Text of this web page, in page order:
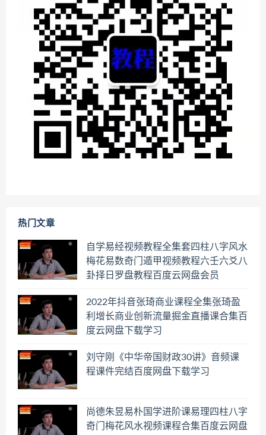
热门文章
自学易经视频教程全集套四柱八字风水
梅花易数奇门遁甲视频教程六壬六爻八
卦择日罗盘教程百度云网盘会员
2022年抖音张琦商业课程全集张琦盈
利增长商业创新流量掘金直播课合集百
度云网盘下载学习
刘守刚《中华帝国财政30讲》音频课
程课件完结百度网盘下载学习
尚德朱昱易朴国学进阶课易理四柱八字
奇门梅花风水视频课程合集百度云网盘